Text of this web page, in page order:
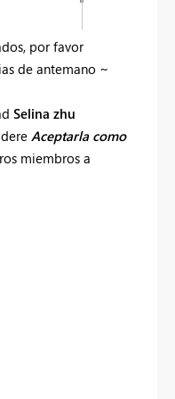
por favor
de antemano ~
Selina zhu
Aceptarla como
miembros a